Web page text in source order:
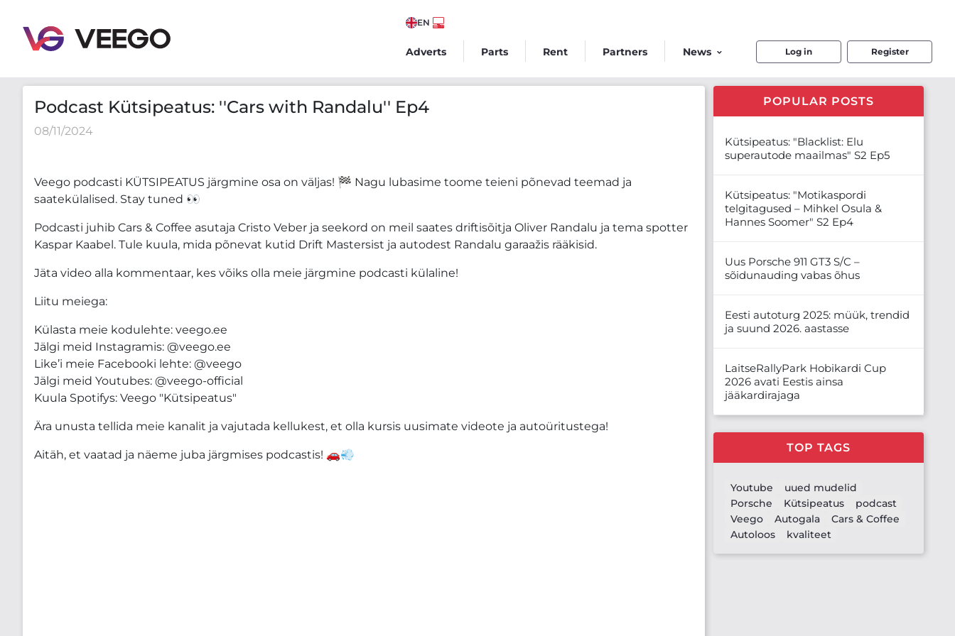
EN
Adverts Parts Rent Partners News Log in Register
Podcast Kütsipeatus: ''Cars with Randalu'' Ep4
Podcast Kütsipeatus: ''Cars with Randalu'' Ep4
08/11/2024
Veego podcasti KÜTSIPEATUS järgmine osa on väljas! 🏁 Nagu lubasime toome teieni põnevad teemad ja
saatekülalised. Stay tuned 👀
Podcasti juhib Cars & Coffee asutaja Cristo Veber ja seekord on meil saates driftisõitja Oliver Randalu ja tema spotter
Kaspar Kaabel. Tule kuula, mida põnevat kutid Drift Mastersist ja autodest Randalu garaažis rääkisid.
Jäta video alla kommentaar, kes võiks olla meie järgmine podcasti külaline!
Liitu meiega:
Külasta meie kodulehte: veego.ee
Jälgi meid Instagramis: @veego.ee
Like’i meie Facebooki lehte: @veego
Jälgi meid Youtubes: @veego-official
Kuula Spotifys: Veego "Kütsipeatus"
Ära unusta tellida meie kanalit ja vajutada kellukest, et olla kursis uusimate videote ja autoüritustega!
Aitäh, et vaatad ja näeme juba järgmises podcastis! 🚗💨
POPULAR POSTS
Kütsipeatus: "Blacklist: Elu
superautode maailmas" S2 Ep5
Kütsipeatus: "Motikaspordi
telgitagused – Mihkel Osula &
Hannes Soomer" S2 Ep4
Uus Porsche 911 GT3 S/C –
sõidunauding vabas õhus
Eesti autoturg 2025: müük, trendid
ja suund 2026. aastasse
LaitseRallyPark Hobikardi Cup
2026 avati Eestis ainsa
jääkardirajaga
TOP TAGS
Youtube
uued mudelid
Porsche
Kütsipeatus
podcast
Veego
Autogala
Cars & Coffee
Autoloos
kvaliteet